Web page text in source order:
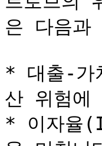
은 다음과
* 대출-가
산 위험에
* 이자율